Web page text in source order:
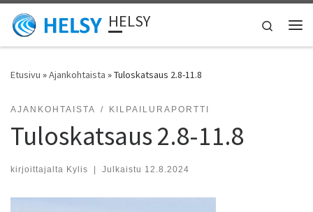
Skip to content HELSY
Search
Etusivu »Ajankohtaista »Tuloskatsaus 2.8-11.8
AJANKOHTAISTA KILPAILURAPORTTI
Tuloskatsaus 2.8-11.8
kirjoittajalta Kylis | Julkaistu 12.8.2024